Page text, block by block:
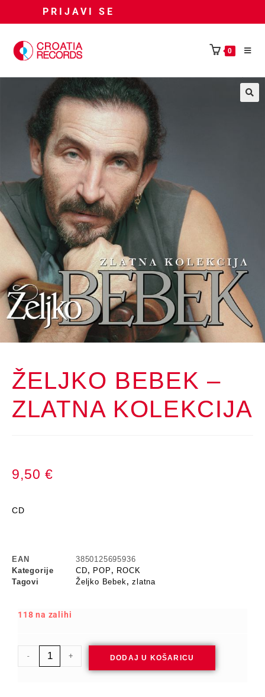
PRIJAVI SE
0
ŽELJKO BEBEK –
ZLATNA KOLEKCIJA
9,50 €
CD
EAN
3850125695936
Kategorije
CD, POP , ROCK
Tagovi
Željko Bebek,zlatna
118 na zalihi
- + DODAJ U KOŠARICU